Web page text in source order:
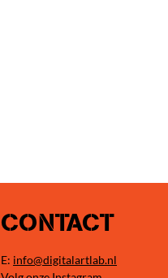
CONTACT
E: info@digitalartlab.nl